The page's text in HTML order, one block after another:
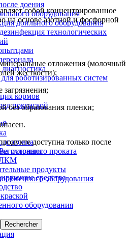
доения
оборудования
доильного оборудования
технологических
роботизированных систем
кормов
покраской
рулонного проката
продукты
оборудования
собой концентрированное
на основе азотной и фосфорной
отложения (молочный
жесткости);
загрязнения;
без образования пленки;
доступна только после
средства
оборудования